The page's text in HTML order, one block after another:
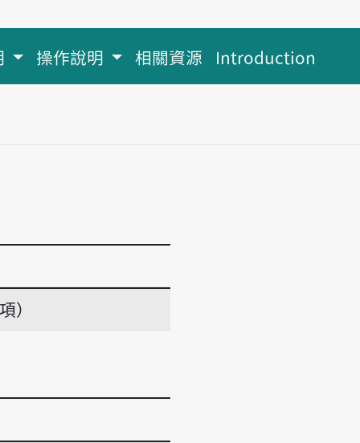
操作說明 相關資源 Introduction
）